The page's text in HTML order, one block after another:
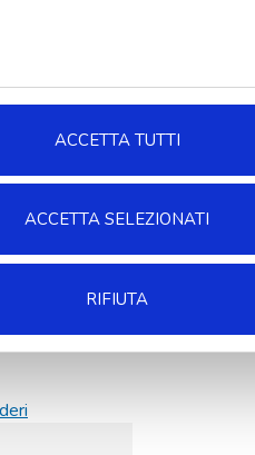
ACCETTA TUTTI
ACCETTA SELEZIONATI
RIFIUTA